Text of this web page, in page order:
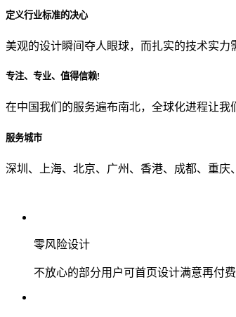
贵公司的团队规模是？
从哪里了解到我们？
定义行业标准的决心
美观的设计瞬间夺人眼球，而扎实的技术实力
专注、专业、值得信赖!
在中国我们的服务遍布南北，全球化进程让我
服务城市
深圳、上海、北京、广州、香港、成都、重
零风险设计
不放心的部分用户可首页设计满意再付